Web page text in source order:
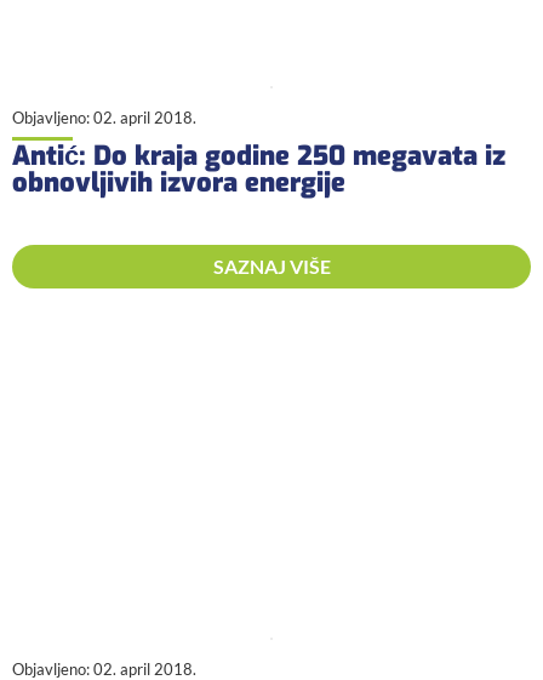
Objavljeno:02. april 2018.
Antić: Do kraja godine 250 megavata iz
obnovljivih izvora energije
SAZNAJ VIŠE
Objavljeno:02. april 2018.